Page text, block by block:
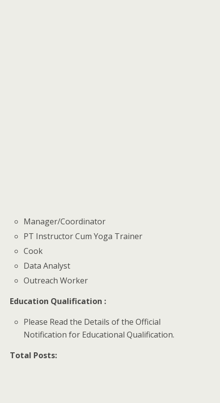
Manager/Coordinator
PT Instructor Cum Yoga Trainer
Cook
Data Analyst
Outreach Worker
Education Qualification :
Please Read the Details of the Official
Notification for Educational Qualification.
Total Posts: